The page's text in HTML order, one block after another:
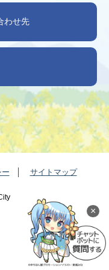
×
わせ先
サイトマップ